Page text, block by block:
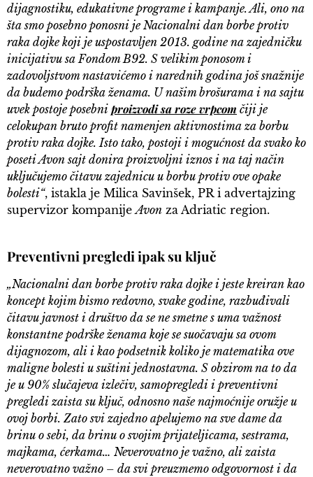
dijagnostiku, edukativne programe i kampanje. Ali, ono na
šta smo posebno ponosni je Nacionalni dan borbe protiv
raka dojke koji je uspostavljen 2013. godine na zajedničku
inicijativu sa Fondom B92. S velikim ponosom i
zadovoljstvom nastavićemo i narednih godina još snažnije
da budemo podrška ženama. U našim brošurama i na sajtu
uvek postoje posebni proizvodi sa roze vrpcom čiji je
celokupan bruto profit namenjen aktivnostima za borbu
protiv raka dojke. Isto tako, postoji i mogućnost da svako ko
poseti Avon sajt donira proizvoljni iznos i na taj način
uključujemo čitavu zajednicu u borbu protiv ove opake
bolesti“, istakla je Milica Savinšek, PR i advertajzing
supervizor kompanijeAvon za Adriatic region.
Preventivni pregledi ipak su ključ
„Nacionalni dan borbe protiv raka dojke i jeste kreiran kao
koncept kojim bismo redovno, svake godine, razbuđivali
čitavu javnost i društvo da se ne smetne s uma važnost
konstantne podrške ženama koje se suočavaju sa ovom
dijagnozom, ali i kao podsetnik koliko je matematika ove
maligne bolesti u suštini jednostavna. S obzirom na to da
je u 90% slučajeva izlečiv, samopregledi i preventivni
pregledi zaista su ključ, odnosno naše najmoćnije oružje u
ovoj borbi. Zato svi zajedno apelujemo na sve dame da
brinu o sebi, da brinu o svojim prijateljicama, sestrama,
majkama, ćerkama… Neverovatno je važno, ali zaista
neverovatno važno – da svi preuzmemo odgovornost i da